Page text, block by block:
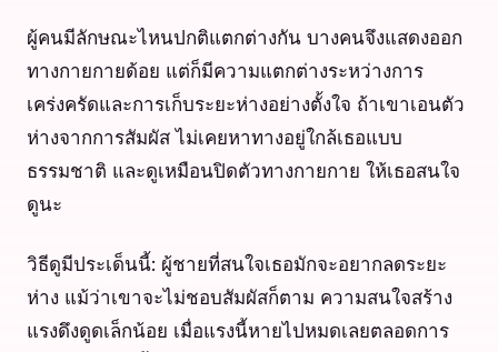
ผู้คนมีลักษณะไหนปกติแตกต่างกัน บางคนจึงแสดงออก
ทางกายกายด้อย แต่ก็มีความแตกต่างระหว่างการ
เคร่งครัดและการเก็บระยะห่างอย่างตั้งใจ ถ้าเขาเอนตัว
ห่างจากการสัมผัส ไม่เคยหาทางอยู่ใกล้เธอแบบ
ธรรมชาติ และดูเหมือนปิดตัวทางกายกาย ให้เธอสนใจ
ดูนะ
วิธีดูมีประเด็นนี้: ผู้ชายที่สนใจเธอมักจะอยากลดระยะ
ห่าง แม้ว่าเขาจะไม่ชอบสัมผัสก็ตาม ความสนใจสร้าง
แรงดึงดูดเล็กน้อย เมื่อแรงนี้หายไปหมดเลยตลอดการ